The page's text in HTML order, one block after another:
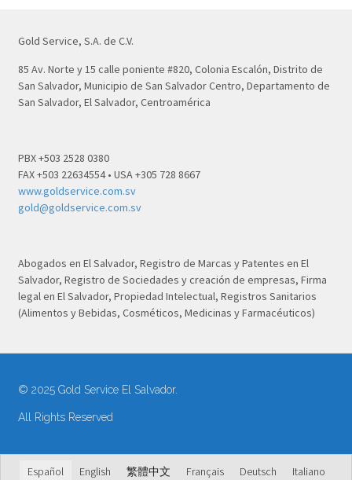
Gold Service, S.A. de C.V.
85 Av. Norte y 15 calle poniente #820, Colonia Escalón, Distrito de
San Salvador, Municipio de San Salvador Centro, Departamento de
San Salvador, El Salvador, Centroamérica
PBX +503 2528 0380
FAX +503 22634554 • USA +305 728 8667
www.goldservice.com.sv
gold@goldservice.com.sv
Abogados en El Salvador, Registro de Marcas y Patentes en El
Salvador, Registro de Sociedades y creación de empresas, Firma
legal en El Salvador, Propiedad Intelectual, Registros Sanitarios
(Alimentos y Bebidas, Cosméticos, Medicinas y Farmacéuticos)
© 2025 Gold Service El Salvador.
All Rights Reserved
Español English 繁體中文 Français Deutsch Italiano